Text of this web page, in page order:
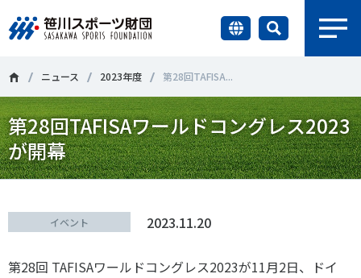
財団情報
研究員紹介
調査・研究
社会づくり
国際情報
＃誰が子どものスポーツをささえるのか ＃部活動
＃アクティブなまちづくり ＃日本人の身体活動と健康寿命
＃障害者スポーツ ＃スポーツ基本計画
ニュース 2023年度 第28回TAFISA...
第28回TAFISAワールドコングレス2023
が開幕
イベント 2023.11.20
第28回 TAFISAワールドコングレス2023が11月2日、ドイ